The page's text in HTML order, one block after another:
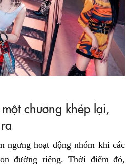
chương khép lại,
ngưng hoạt động nhóm khi các
đường riêng. Thời điểm đó,